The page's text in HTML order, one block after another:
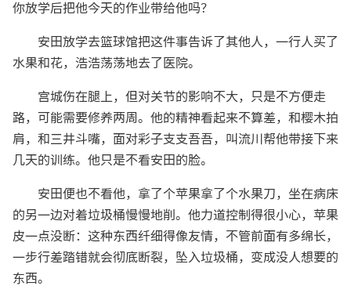
你放学后把他今天的作业带给他吗？
安田放学去篮球馆把这件事告诉了其他人，一行人买了
水果和花，浩浩荡荡地去了医院。
宫城伤在腿上，但对关节的影响不大，只是不方便走
路，可能需要修养两周。他的精神看起来不算差，和樱木拍
肩，和三井斗嘴，面对彩子支支吾吾，叫流川帮他带接下来
几天的训练。他只是不看安田的脸。
安田便也不看他，拿了个苹果拿了个水果刀，坐在病床
的另一边对着垃圾桶慢慢地削。他力道控制得很小心，苹果
皮一点没断：这种东西纤细得像友情，不管前面有多绵长，
一步行差踏错就会彻底断裂，坠入垃圾桶，变成没人想要的
东西。